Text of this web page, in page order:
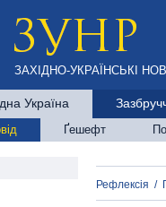
ЗАХІДНО-УКРАЇНСЬКІ
Україна
Ґешефт
Рефлексія /